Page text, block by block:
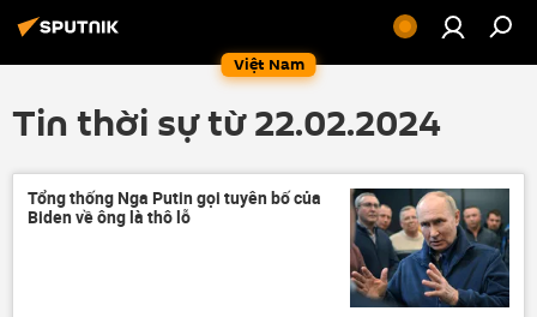
Việt Nam
Tin thời sự từ 22.02.2024
Tổng thống Nga Putin gọi tuyên bố của
Biden về ông là thô lỗ